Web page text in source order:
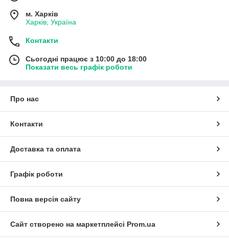
м. Харків
Харків, Україна
Контакти
Сьогодні працює з 10:00 до 18:00
Показати весь графік роботи
Про нас
Контакти
Доставка та оплата
Графік роботи
Повна версія сайту
Сайт створено на маркетплейсі Prom.ua